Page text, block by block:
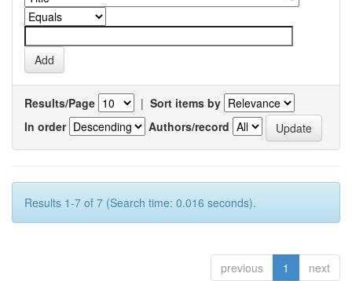
Results/Page | Sort items by
In order
Authors/record
Results 1-7 of 7 (Search time: 0.016 seconds).
previous 1 next